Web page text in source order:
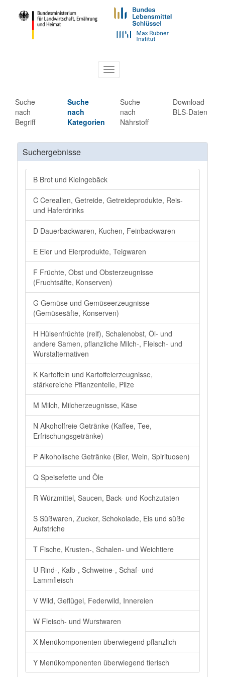
Toggle
navigation
Suche
nach
Begriff
Suche
nach
Kategorien
Suche
nach
Nährstoff
Download
BLS-Daten
Suchergebnisse
B Brot und Kleingebäck
C Cerealien, Getreide, Getreideprodukte, Reis-
und Haferdrinks
D Dauerbackwaren, Kuchen, Feinbackwaren
E Eier und Eierprodukte, Teigwaren
F Früchte, Obst und Obsterzeugnisse
(Fruchtsäfte, Konserven)
G Gemüse und Gemüseerzeugnisse
(Gemüsesäfte, Konserven)
H Hülsenfrüchte (reif), Schalenobst, Öl- und
andere Samen, pflanzliche Milch-, Fleisch- und
Wurstalternativen
K Kartoffeln und Kartoffelerzeugnisse,
stärkereiche Pflanzenteile, Pilze
M Milch, Milcherzeugnisse, Käse
N Alkoholfreie Getränke (Kaffee, Tee,
Erfrischungsgetränke)
P Alkoholische Getränke (Bier, Wein, Spirituosen)
Q Speisefette und Öle
R Würzmittel, Saucen, Back- und Kochzutaten
S Süßwaren, Zucker, Schokolade, Eis und süße
Aufstriche
T Fische, Krusten-, Schalen- und Weichtiere
U Rind-, Kalb-, Schweine-, Schaf- und
Lammfleisch
V Wild, Geflügel, Federwild, Innereien
W Fleisch- und Wurstwaren
X Menükomponenten überwiegend pflanzlich
Y Menükomponenten überwiegend tierisch